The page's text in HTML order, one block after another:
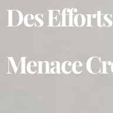
Des
Menace